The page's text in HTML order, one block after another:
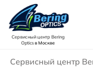
Сервисный центр Bering
Opticsв Москве
Сервисный центр